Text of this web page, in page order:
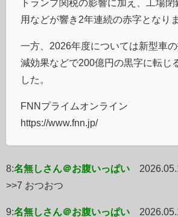
トランプ関税の影響に加え、工場
用などが響き2年連続の赤字となり
一方、2026年度については新型車
減効果などで200億円の黒字に転じ
した。
FNNプライムオンライン
https://www.fnn.jp/
8:名無しさん＠お腹いっぱい
>>7 おつおつ
9:名無しさん＠お腹いっぱい